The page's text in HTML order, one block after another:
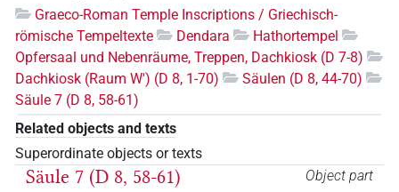
Graeco-Roman Temple Inscriptions / Griechisch-
römische Tempeltexte
Dendara
Hathortempel
Opfersaal und Nebenräume, Treppen, Dachkiosk (D 7-8)
Dachkiosk (Raum W') (D 8, 1-70)
Säulen (D 8, 44-70)
Säule 7 (D 8, 58-61)
Related objects and texts
Superordinate objects or texts
Object part
Säule 7 (D 8, 58-61)